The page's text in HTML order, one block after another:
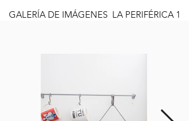
GALERÍA DE IMÁGENES LA PERIFÉRICA 1